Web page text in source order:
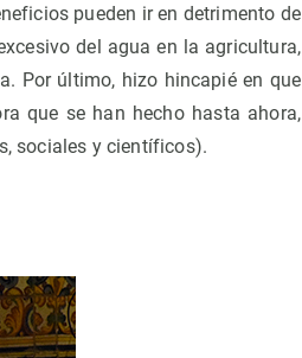
pueden ir en detrimento de
del agua en la agricultura,
Por último, hizo hincapié en que
que se han hecho hasta ahora,
sociales y científicos).